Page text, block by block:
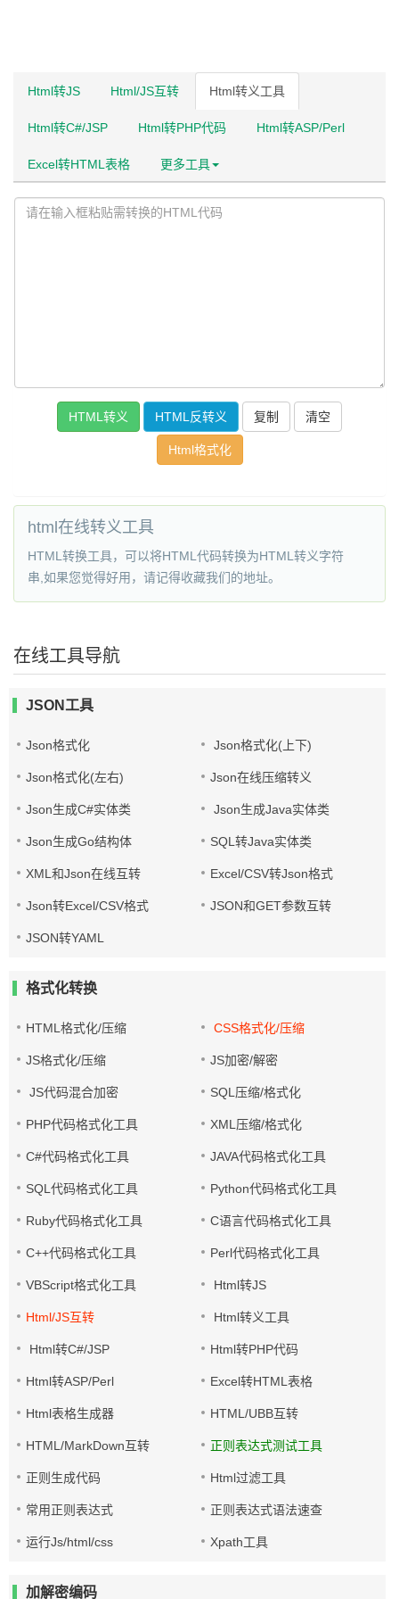
Html转JS Html/JS互转 Html转义工具
Html转C#/JSP Html转PHP代码 Html转ASP/Perl
Excel转HTML表格 更多工具
复制 清空
Html格式化
html在线转义工具
HTML转换工具，可以将HTML代码转换为HTML转义字符
串,如果您觉得好用，请记得收藏我们的地址。
在线工具导航
JSON工具
Json格式化 Json格式化(上下)
Json格式化(左右) Json在线压缩转义
Json生成C#实体类 Json生成Java实体类
Json生成Go结构体 SQL转Java实体类
XML和Json在线互转 Excel/CSV转Json格式
Json转Excel/CSV格式 JSON和GET参数互转
JSON转YAML
格式化转换
HTML格式化/压缩 CSS格式化/压缩
JS格式化/压缩 JS加密/解密
JS代码混合加密 SQL压缩/格式化
PHP代码格式化工具 XML压缩/格式化
C#代码格式化工具 JAVA代码格式化工具
SQL代码格式化工具 Python代码格式化工具
Ruby代码格式化工具 C语言代码格式化工具
C++代码格式化工具 Perl代码格式化工具
VBScript格式化工具 Html转JS
Html/JS互转 Html转义工具
Html转C#/JSP Html转PHP代码
Html转ASP/Perl Excel转HTML表格
Html表格生成器 HTML/UBB互转
HTML/MarkDown互转 正则表达式测试工具
正则生成代码 Html过滤工具
常用正则表达式 正则表达式语法速查
运行Js/html/css Xpath工具
加解密编码